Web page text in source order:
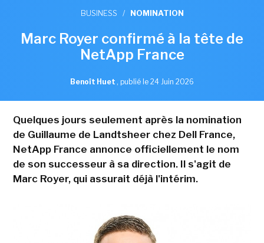
BUSINESS / NOMINATION
Marc Royer confirmé à la tête de
NetApp France
Benoît Huet , publié le 24 Juin 2026
Quelques jours seulement après la nomination
de Guillaume de Landtsheer chez Dell France,
NetApp France annonce officiellement le nom
de son successeur à sa direction. Il s'agit de
Marc Royer, qui assurait déjà l'intérim.